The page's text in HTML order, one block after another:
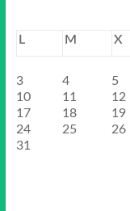
L
M X
3
4 5
10
11 12
17
18 19
24
25 26
31